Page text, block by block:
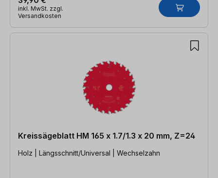
inkl. MwSt. zzgl.
Versandkosten
Kreissägeblatt HM 165 x 1.7/1.3 x 20 mm, Z=24
Holz | Längsschnitt/Universal | Wechselzahn